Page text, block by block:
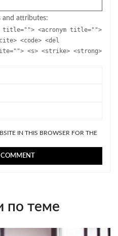
and attributes:
<acronym title="">
<code> <del
<s> <strike> <strong>
IN THIS BROWSER FOR THE
по теме